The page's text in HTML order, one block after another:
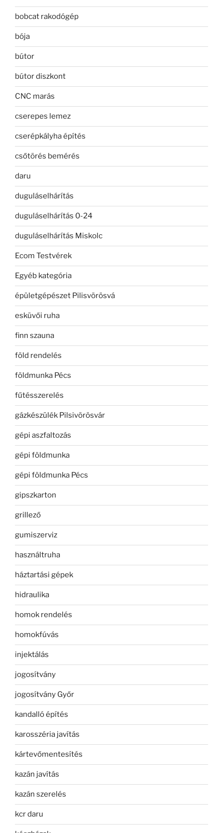
bobcat rakodógép
bója
bútor
bútor diszkont
CNC marás
cserepes lemez
cserépkályha építés
csőtörés bemérés
daru
duguláselhárítás
duguláselhárítás 0-24
duguláselhárítás Miskolc
Ecom Testvérek
Egyéb kategória
épületgépészet Pilisvörösvá
esküvői ruha
finn szauna
föld rendelés
földmunka Pécs
fűtésszerelés
gázkészülék Pilsivörösvár
gépi aszfaltozás
gépi földmunka
gépi földmunka Pécs
gipszkarton
grillező
gumiszerviz
használtruha
háztartási gépek
hidraulika
homok rendelés
homokfúvás
injektálás
jogosítvány
jogosítvány Győr
kandalló építés
karosszéria javítás
kártevőmentesítés
kazán javítás
kazán szerelés
kcr daru